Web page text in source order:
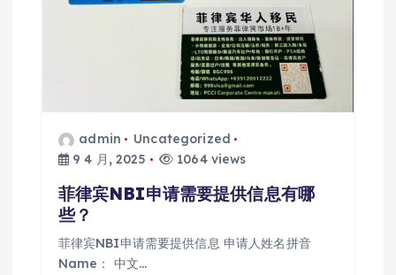
admin
Uncategorized
9 4 月, 2025
1064 views
菲律宾NBI申请需要提供信息有哪
些？
菲律宾NBI申请需要提供信息 申请人姓名拼音
Name： 中文…